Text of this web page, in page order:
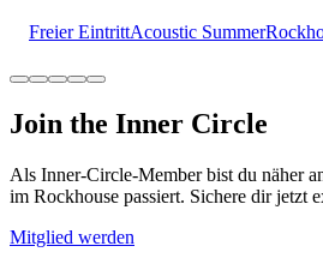
Freier EintrittAcoustic Summer
Join the Inner Circle
Als Inner-Circle-Member bist du näher
im Rockhouse passiert. Sichere dir jetzt
Mitglied werden